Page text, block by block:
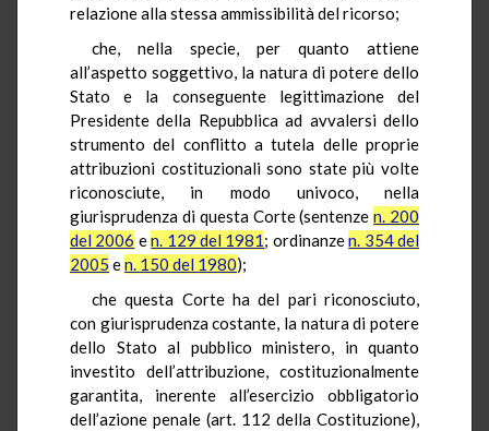
relazione alla stessa ammissibilità del ricorso;
che, nella specie, per quanto attiene
all’aspetto soggettivo, la natura di potere dello
Stato e la conseguente legittimazione del
Presidente della Repubblica ad avvalersi dello
strumento del conflitto a tutela delle proprie
attribuzioni costituzionali sono state più volte
riconosciute, in modo univoco, nella
giurisprudenza di questa Corte (sentenzen. 200
del 2006 en. 129 del 1981; ordinanzen. 354 del
2005 en. 150 del 1980);
che questa Corte ha del pari riconosciuto,
con giurisprudenza costante, la natura di potere
dello Stato al pubblico ministero, in quanto
investito dell’attribuzione, costituzionalmente
garantita, inerente all’esercizio obbligatorio
dell’azione penale (art. 112 della Costituzione),